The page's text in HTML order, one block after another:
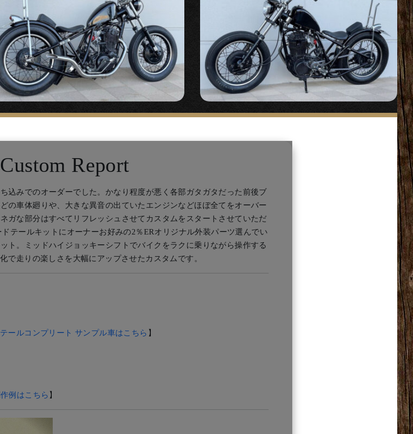
Report
込みでのオーダーでした。かなり程度が悪く各部ガタガタだった前後ブ
の車体廻りや、大きな異音の出ていたエンジンなどほぼ全てをオーバー
ガな部分はすべてリフレッシュさせてカスタムをスタートさせていただ
テールキットにオーナーお好みの2％ERオリジナル外装パーツ選んでい
ト。ミッドハイジョッキーシフトでバイクをラクに乗りながら操作する
で走りの楽しさを大幅にアップさせたカスタムです。
ールコンプリート サンプル車はこちら 】
例はこちら 】